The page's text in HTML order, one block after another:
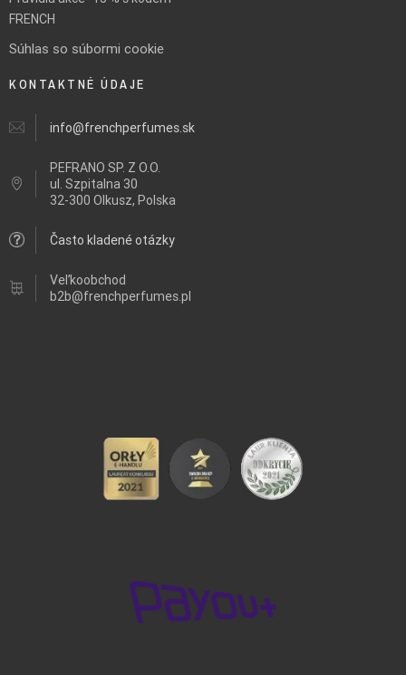
FRENCH
Súhlas so súbormi cookie
KONTAKTNÉ ÚDAJE
info@frenchperfumes.sk
PEFRANO SP. Z O.O.
ul. Szpitalna 30
32-300 Olkusz, Polska
Často kladené otázky
Veľkoobchod
b2b@frenchperfumes.pl